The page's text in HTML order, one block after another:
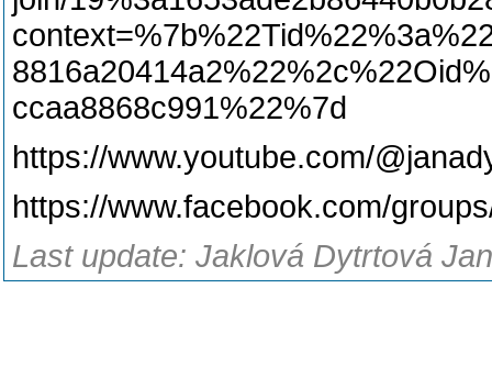
ccaa8868c991%22%7d
https://www.youtube.com/
https://www.facebook.com/
Last update: Jaklová Dytrtová